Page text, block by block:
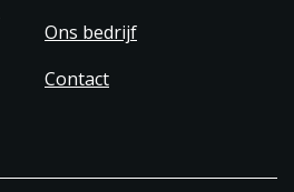
Ons bedrijf
Contact